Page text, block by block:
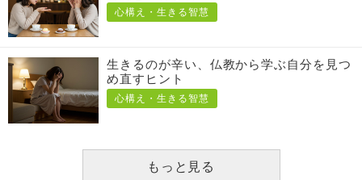
心構え・生きる智慧
生きるのが辛い、仏教から学ぶ自分を見つ
め直すヒント
心構え・生きる智慧
もっと見る